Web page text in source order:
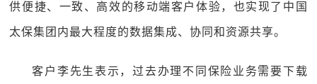
供便捷、一致、高效的移动端客户体验，也实现了中国
太保集团内最大程度的数据集成、协同和资源共享。
客户李先生表示，过去办理不同保险业务需要下载